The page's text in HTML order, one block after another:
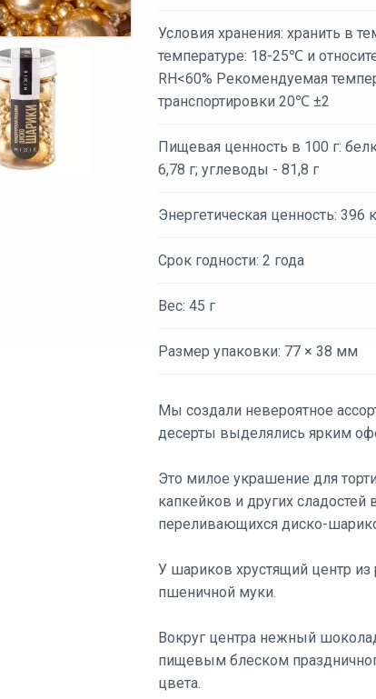
Условия хранения: хранить в
температуре: 18-25℃ и
RH<60% Рекомендуемая
транспортировки 20℃ ±2
Пищевая ценность в 100 г:
6,78 г; углеводы - 81,8 г
Энергетическая ценность:
Срок годности: 2 года
Вес: 45 г
Размер упаковки: 77 × 38 мм
Мы создали невероятное
десерты выделялись ярким
Это милое украшение для
капкейков и других сладостей
переливающихся диско-
У шариков хрустящий центр из
пшеничной муки.
Вокруг центра нежный
пищевым блеском
цвета.